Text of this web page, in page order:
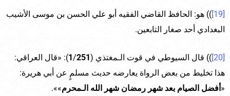
[19]
)) هو: الحافظ القاضي الفقيه أبو علي الحسن بن موسى الأشيب
البغدادي أحد صغار التابعين.
[20] )) قال السيوطي في قوت الـمغتذي ( 1/251
): «قال العراقي:
هذا تخليط من بعض الرواة يعارضه حديث مسلمٍ عن أبي هريرة:
« أفضل الصيام بعد شهر رمضان شهر الله الـمحرم»».